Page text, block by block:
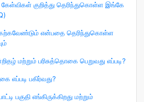
கேள்விகள் குறித்து தெரிந்துகொள்ள இங்கே
என்பதை தெரிந்துகொள்ள
மற்றும் பரிசுத்தொகை பெறுவது எப்படி?
எப்படி பகிர்வது?
பகுதி எங்கிருக்கிறது மற்றும்